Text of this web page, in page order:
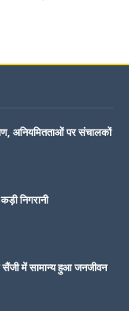
अनियमितताओं पर संचालकों
निगरानी
सैंजी में सामान्य हुआ जनजीवन